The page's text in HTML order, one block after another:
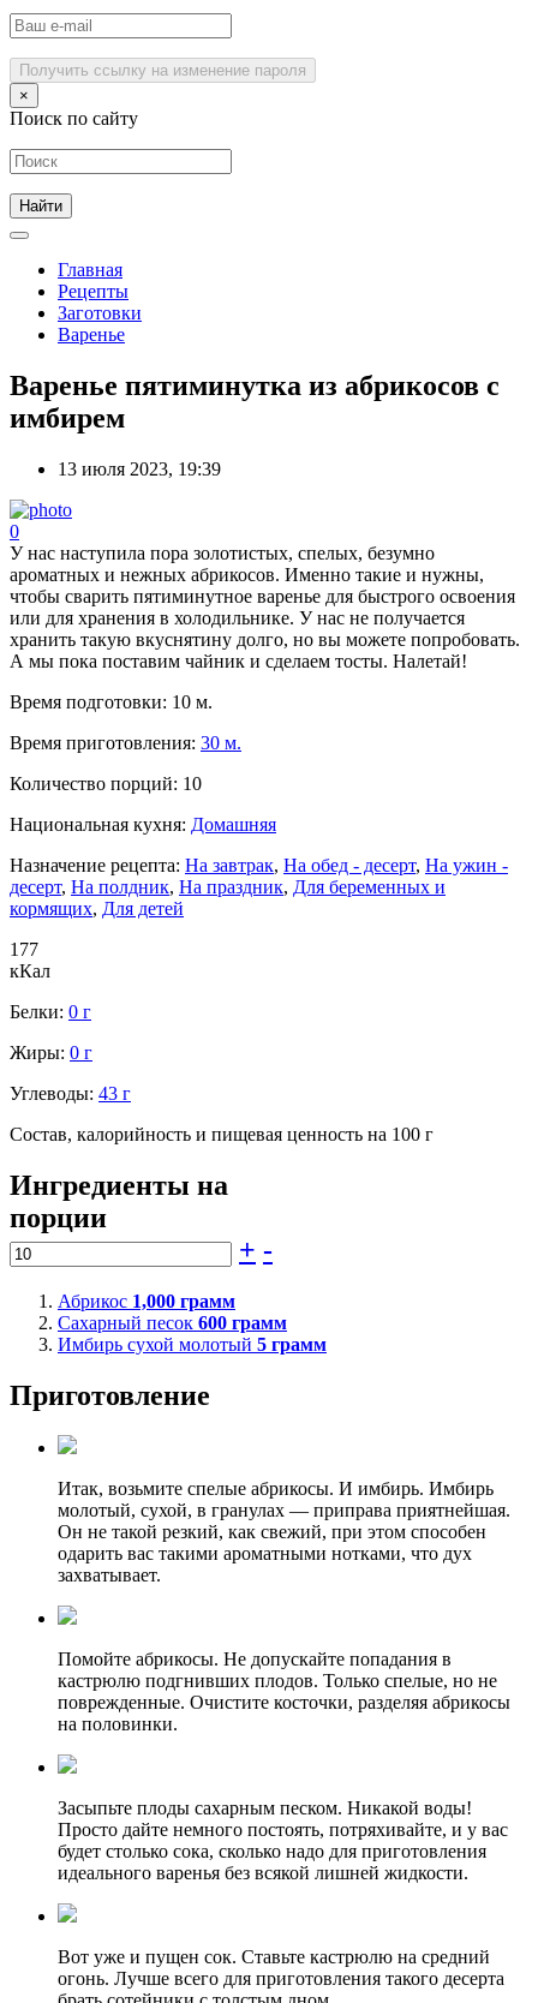
Получить ссылку на изменение пароля
×
Поиск по сайту
Главная
Рецепты
Заготовки
Варенье
Варенье пятиминутка из абрикосов с
имбирем
13 июля 2023, 19:39
0
У нас наступила пора золотистых, спелых, безумно
ароматных и нежных абрикосов. Именно такие и нужны,
чтобы сварить пятиминутное варенье для быстрого освоения
или для хранения в холодильнике. У нас не получается
хранить такую вкуснятину долго, но вы можете попробовать.
А мы пока поставим чайник и сделаем тосты. Налетай!
Время подготовки: 10 м.
Время приготовления: 30 м.
Количество порций: 10
Национальная кухня: Домашняя
Назначение рецепта: На завтрак, На обед - десерт, На ужин -
десерт, На полдник, На праздник, Для беременных и
кормящих, Для детей
177
кКал
Белки: 0 г
Жиры: 0 г
Углеводы: 43 г
Состав, калорийность и пищевая ценность на 100 г
Ингредиенты на
порции
+ -
Абрикос 1,000 грамм
Сахарный песок 600 грамм
Имбирь сухой молотый 5 грамм
Приготовление
Итак, возьмите спелые абрикосы. И имбирь. Имбирь
молотый, сухой, в гранулах — приправа приятнейшая.
Он не такой резкий, как свежий, при этом способен
одарить вас такими ароматными нотками, что дух
захватывает.
Помойте абрикосы. Не допускайте попадания в
кастрюлю подгнивших плодов. Только спелые, но не
поврежденные. Очистите косточки, разделяя абрикосы
на половинки.
Засыпьте плоды сахарным песком. Никакой воды!
Просто дайте немного постоять, потряхивайте, и у вас
будет столько сока, сколько надо для приготовления
идеального варенья без всякой лишней жидкости.
Вот уже и пущен сок. Ставьте кастрюлю на средний
огонь. Лучше всего для приготовления такого десерта